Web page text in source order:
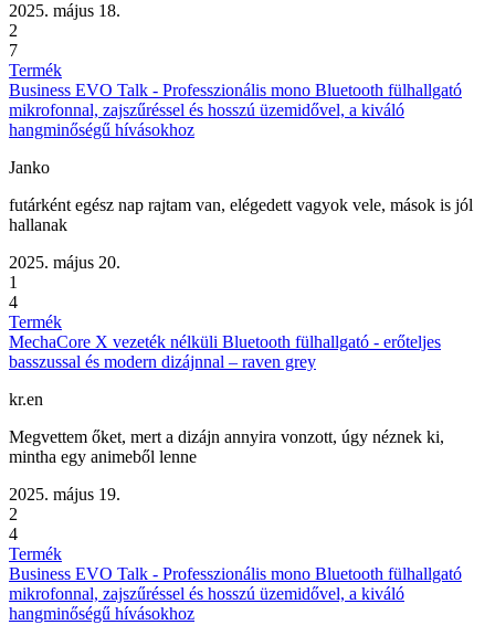
2025. május 18.
2
7
Termék
Business EVO Talk - Professzionális mono Bluetooth fülhallgató
mikrofonnal, zajszűréssel és hosszú üzemidővel, a kiváló
hangminőségű hívásokhoz
Janko
futárként egész nap rajtam van, elégedett vagyok vele, mások is jól
hallanak
2025. május 20.
1
4
Termék
MechaCore X vezeték nélküli Bluetooth fülhallgató - erőteljes
basszussal és modern dizájnnal – raven grey
kr.en
Megvettem őket, mert a dizájn annyira vonzott, úgy néznek ki,
mintha egy animeből lenne
2025. május 19.
2
4
Termék
Business EVO Talk - Professzionális mono Bluetooth fülhallgató
mikrofonnal, zajszűréssel és hosszú üzemidővel, a kiváló
hangminőségű hívásokhoz